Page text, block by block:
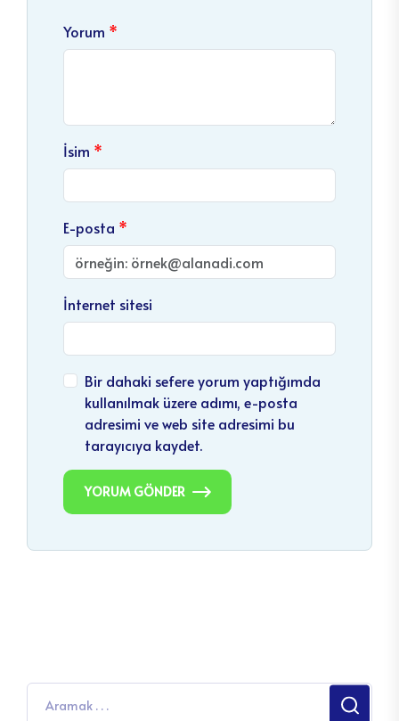
Yorum
İsim
E-posta
İnternet sitesi
Bir dahaki sefere yorum yaptığımda
kullanılmak üzere adımı, e-posta
adresimi ve web site adresimi bu
tarayıcıya kaydet.
YORUM GÖNDER